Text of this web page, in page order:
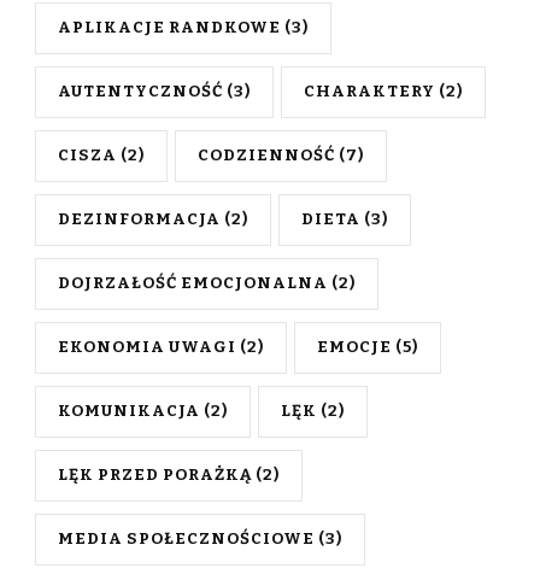
APLIKACJE RANDKOWE (3)
AUTENTYCZNOŚĆ (3) CHARAKTERY (2)
CISZA (2) CODZIENNOŚĆ (7)
DEZINFORMACJA (2) DIETA (3)
DOJRZAŁOŚĆ EMOCJONALNA (2)
EKONOMIA UWAGI (2) EMOCJE (5)
KOMUNIKACJA (2) LĘK (2)
LĘK PRZED PORAŻKĄ (2)
MEDIA SPOŁECZNOŚCIOWE (3)